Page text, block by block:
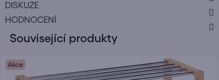
DISKUZE
HODNOCENÍ
Související produkty
Akce